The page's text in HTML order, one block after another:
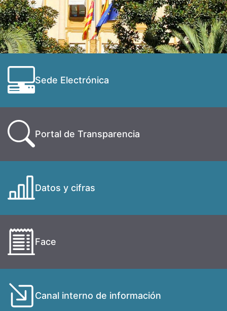
Sede Electrónica
Portal de Transparencia
Datos y cifras
Face
Canal interno de información